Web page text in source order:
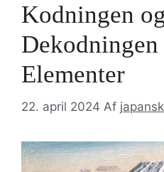
Kodningen
Elementer
22. april 2024 Af